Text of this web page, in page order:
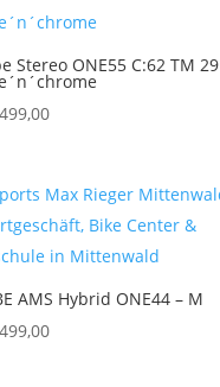
Stereo ONE55 C:62 TM 29
AMS Hybrid ONE44 – M